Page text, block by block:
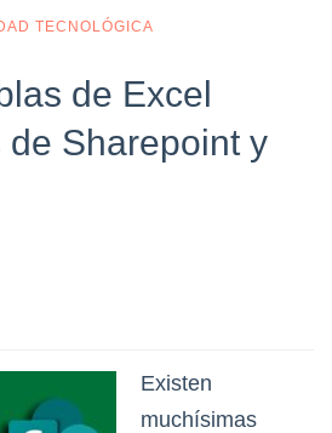
TECNOLÓGICA
de Excel
Sharepoint y
Existen
muchísimas